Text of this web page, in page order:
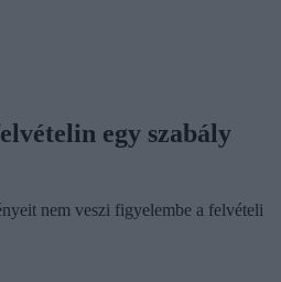
egy szabály
nem veszi figyelembe a felvételi